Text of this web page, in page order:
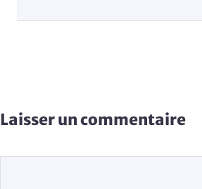
Laisser un commentaire